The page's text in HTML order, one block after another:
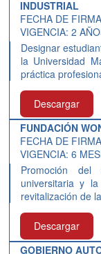
INDUSTRIAL
FECHA DE
VIGENCIA: 2
Designar
la Universidad
práctica
Descargar
FUNDACIÓN
FECHA DE
VIGENCIA: 6
Promoción del
universitaria y
revitalización de
Descargar
GOBIERNO